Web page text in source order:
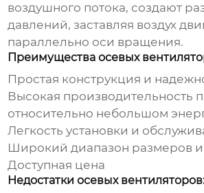
воздушного потока, создают
давлений, заставляя воздух
параллельно оси вращения.
Преимущества осевых
Простая конструкция и
Высокая производительность
относительно небольшом
Легкость установки и
Широкий диапазон размеров и
Доступная цена
Недостатки осевых